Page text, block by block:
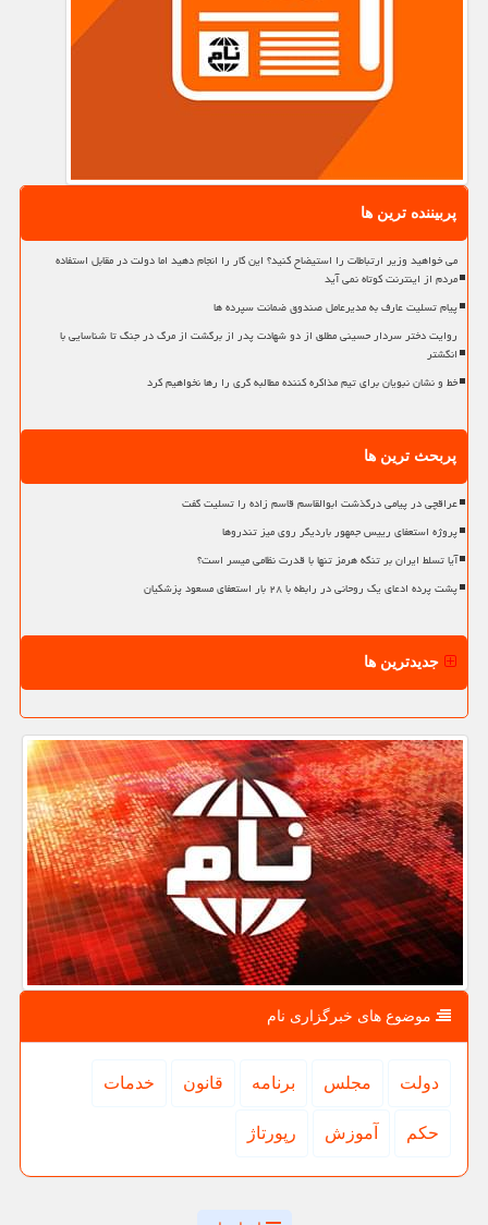
پربیننده ترین ها
می خواهید وزیر ارتباطات را استیضاح کنید؟ این کار را انجام دهید اما دولت در مقابل استفاده
مردم از اینترنت کوتاه نمی آید
پیام تسلیت عارف به مدیرعامل صندوق ضمانت سپرده ها
روایت دختر سردار حسینی مطلق از دو شهادت پدر از برگشت از مرگ در جنگ تا شناسایی با
انگشتر
خط و نشان نبویان برای تیم مذاکره کننده مطالبه گری را رها نخواهیم کرد
پربحث ترین ها
عراقچی در پیامی درگذشت ابوالقاسم قاسم زاده را تسلیت گفت
پروژه استعفای رییس جمهور باردیگر روی میز تندروها
آیا تسلط ایران بر تنگه هرمز تنها با قدرت نظامی میسر است؟
پشت پرده ادعای یک روحانی در رابطه با ۲۸ بار استعفای مسعود پزشکیان
جدیدترین ها
موضوع های خبرگزاری نام
دولت مجلس برنامه قانون خدمات
حكم آموزش رپورتاژ